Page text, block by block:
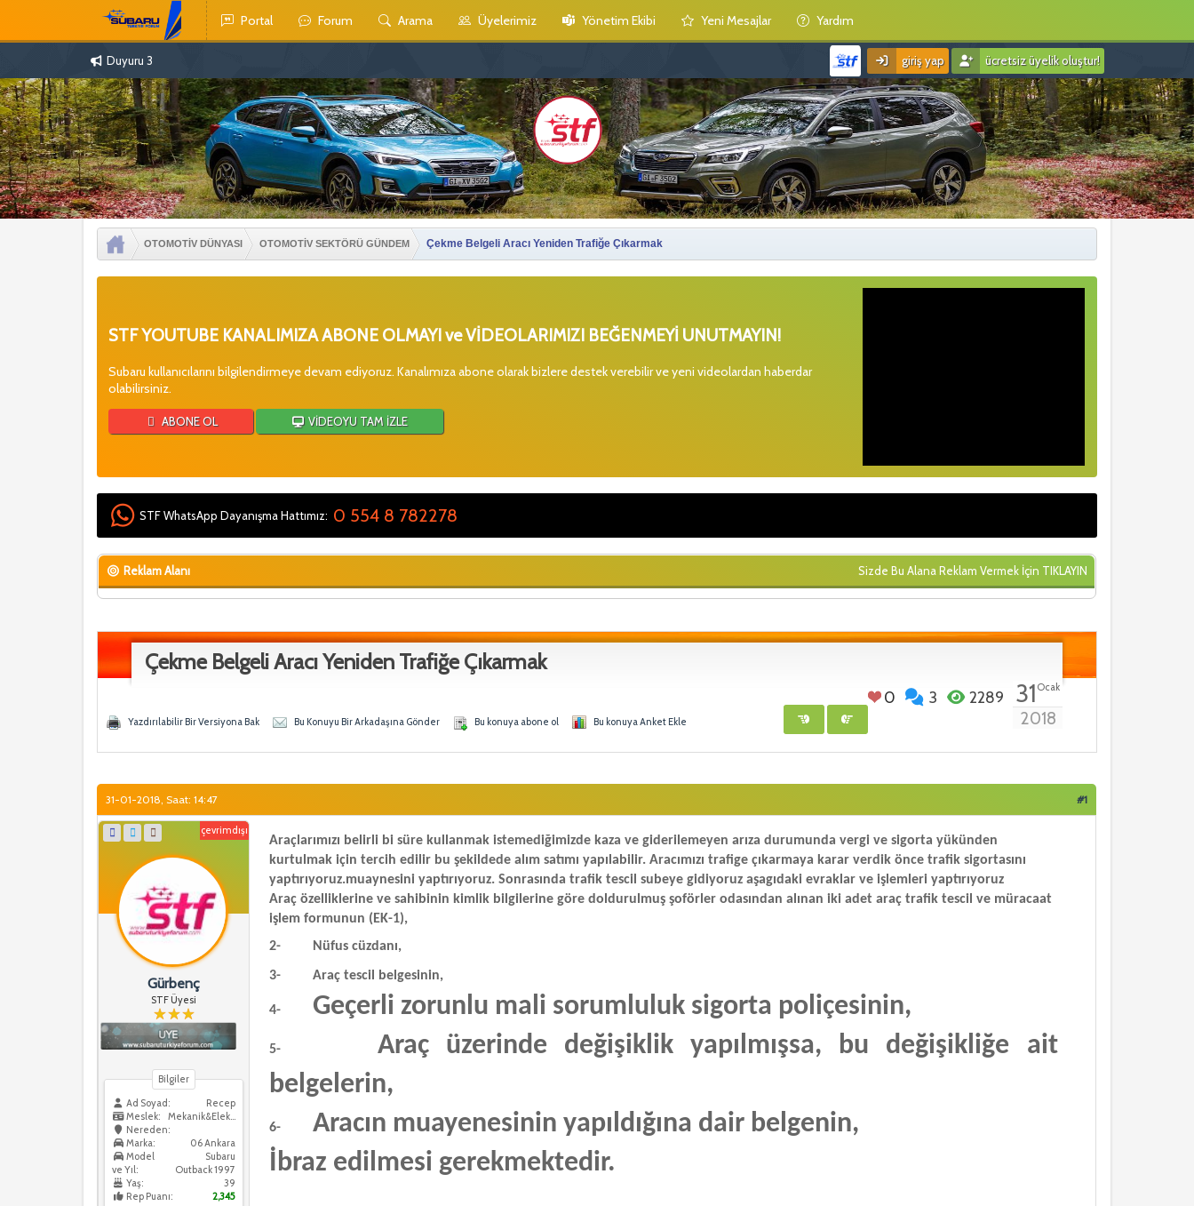
Portal Forum Arama Üyelerimiz Yönetim Ekibi Yeni Mesajlar Yardım
Duyuru 3 giriş yap ücretsiz üyelik oluştur!
OTOMOTİV DÜNYASI OTOMOTİV SEKTÖRÜ GÜNDEM Çekme Belgeli Aracı Yeniden Trafiğe Çıkarmak
STF YOUTUBE KANALIMIZA ABONE OLMAYI ve VİDEOLARIMIZI BEĞENMEYİ UNUTMAYIN!
Subaru kullanıcılarını bilgilendirmeye devam ediyoruz. Kanalımıza abone olarak bizlere destek verebilir ve yeni videolardan haberdar
olabilirsiniz.
ABONE OL VİDEOYU TAM İZLE
STF WhatsApp Dayanışma Hattımız: 0 554 8 782278
Reklam Alanı Sizde Bu Alana Reklam Vermek İçin TIKLAYIN
Çekme Belgeli Aracı Yeniden Trafiğe Çıkarmak
0 3 2289 31 Ocak
2018
Yazdırılabilir Bir Versiyona Bak Bu Konuyu Bir Arkadaşına Gönder Bu konuya abone ol Bu konuya Anket Ekle
#1
31-01-2018, Saat: 14:47
çevrimdışı
Gürbenç
STF Üyesi
Bilgiler
Ad Soyad:
Recep
Meslek:
Mekanik&Elektrik
Nereden:
06 Ankara
Marka:
Subaru
Model
ve Yıl:
Outback 1997
Yaş:
39
Rep Puanı:
2,345
Araçlarımızı belirli bi süre kullanmak istemediğimizde kaza ve giderilemeyen arıza durumunda vergi ve sigorta yükünden
kurtulmak için tercih edilir bu şekildede alım satımı yapılabilir. Aracımızı trafige çıkarmaya karar verdik önce trafik sigortasını
yaptırıyoruz.muaynesini yaptırıyoruz. Sonrasında trafik tescil subeye gidiyoruz aşagıdaki evraklar ve işlemleri yaptırıyoruz
Araç özelliklerine ve sahibinin kimlik bilgilerine göre doldurulmuş şoförler odasından alınan iki adet araç trafik tescil ve müracaat
işlem formunun (EK-1),
2-
Nüfus cüzdanı,
3- Araç tescil belgesinin,
4- Geçerli zorunlu mali sorumluluk sigorta poliçesinin,
5-
Araç üzerinde değişiklik yapılmışsa, bu değişikliğe ait
belgelerin,
6-
Aracın muayenesinin yapıldığına dair belgenin,
İbraz edilmesi gerekmektedir.